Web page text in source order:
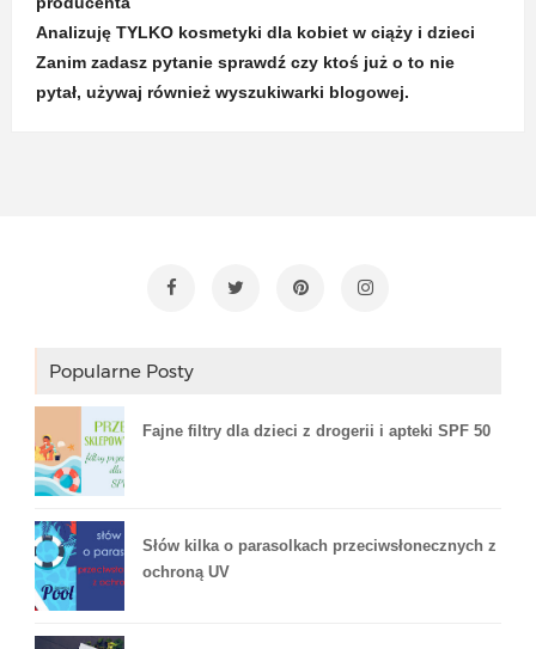
Analizuję TYLKO kosmetyki dla kobiet w ciąży i dzieci
Zanim zadasz pytanie sprawdź czy ktoś już o to nie
pytał, używaj również wyszukiwarki blogowej.
Popularne Posty
Fajne filtry dla dzieci z drogerii i apteki SPF 50
Słów kilka o parasolkach przeciwsłonecznych z
ochroną UV